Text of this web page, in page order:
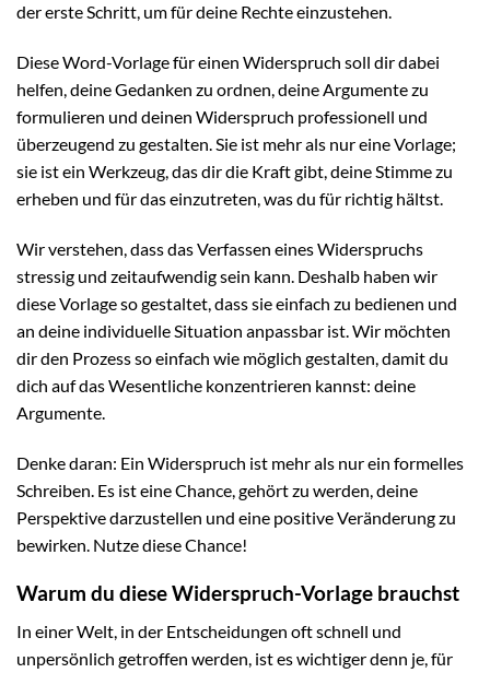
der erste Schritt, um für deine Rechte einzustehen.
Diese Word-Vorlage für einen Widerspruch soll dir dabei
helfen, deine Gedanken zu ordnen, deine Argumente zu
formulieren und deinen Widerspruch professionell und
überzeugend zu gestalten. Sie ist mehr als nur eine Vorlage;
sie ist ein Werkzeug, das dir die Kraft gibt, deine Stimme zu
erheben und für das einzutreten, was du für richtig hältst.
Wir verstehen, dass das Verfassen eines Widerspruchs
stressig und zeitaufwendig sein kann. Deshalb haben wir
diese Vorlage so gestaltet, dass sie einfach zu bedienen und
an deine individuelle Situation anpassbar ist. Wir möchten
dir den Prozess so einfach wie möglich gestalten, damit du
dich auf das Wesentliche konzentrieren kannst: deine
Argumente.
Denke daran: Ein Widerspruch ist mehr als nur ein formelles
Schreiben. Es ist eine Chance, gehört zu werden, deine
Perspektive darzustellen und eine positive Veränderung zu
bewirken. Nutze diese Chance!
Warum du diese Widerspruch-Vorlage brauchst
In einer Welt, in der Entscheidungen oft schnell und
unpersönlich getroffen werden, ist es wichtiger denn je, für